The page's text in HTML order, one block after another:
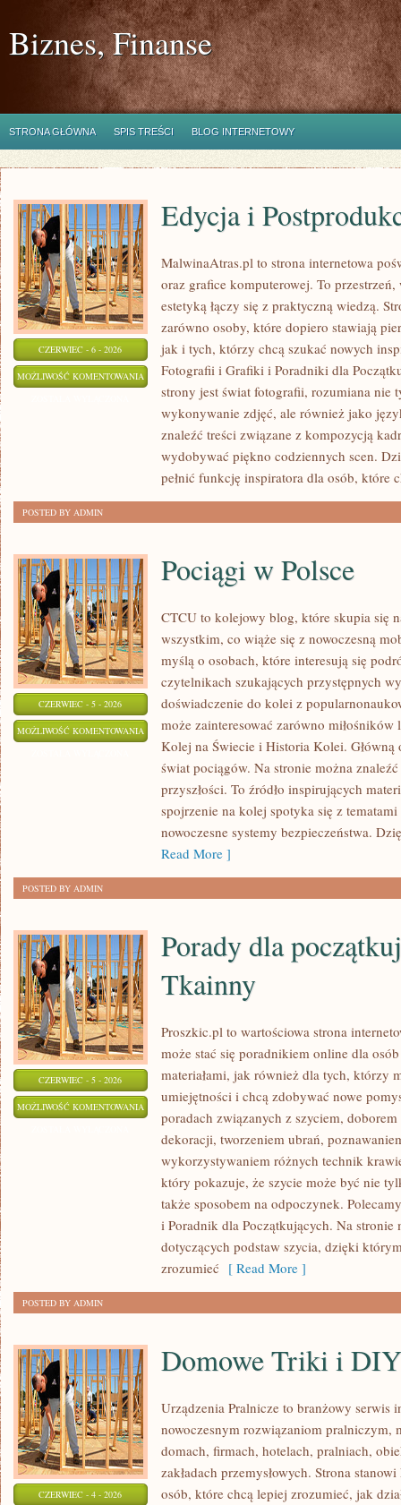
Biznes, Finanse
STRONA GŁÓWNA SPIS TREŚCI BLOG INTERNETOWY
CZERWIEC - 6 - 2026
MOŻLIWOŚĆ KOMENTOWANIA EDYCJA
POSTPRODUKCJA
Edycja i
MalwinaAtras.pl to strona internetowa
oraz grafice komputerowej. To
estetyką łączy się z praktyczną wiedzą.
zarówno osoby, które dopiero stawiają
jak i tych, którzy chcą szukać nowych
Fotografii i Grafiki i Poradniki dla
strony jest świat fotografii, rozumiana nie
wykonywanie zdjęć, ale również jako
znaleźć treści związane z kompozycją
wydobywać piękno codziennych scen.
pełnić funkcję inspiratora dla osób, które
POSTED BY ADMIN
CZERWIEC - 5 - 2026
MOŻLIWOŚĆ KOMENTOWANIA POCIĄGI
POLSCE
Pociągi w Polsce
CTCU to kolejowy blog, które skupia się
wszystkim, co wiąże się z nowoczesną
myślą o osobach, które interesują się
czytelnikach szukających przystępnych
doświadczenie do kolei z
może zainteresować zarówno
Kolej na Świecie i Historia Kolei. Główną
świat pociągów. Na stronie można
przyszłości. To źródło inspirujących
spojrzenie na kolej spotyka się z
nowoczesne systemy bezpieczeństwa.
Read More ]
POSTED BY ADMIN
CZERWIEC - 5 - 2026
MOŻLIWOŚĆ KOMENTOWANIA
POCZĄTKUJĄCYCH
Porady dla
Tkainny
Proszkic.pl to wartościowa strona
może stać się poradnikiem online dla
materiałami, jak również dla tych, którzy
umiejętności i chcą zdobywać nowe
poradach związanych z szyciem,
dekoracji, tworzeniem ubrań,
wykorzystywaniem różnych technik
który pokazuje, że szycie może być nie
także sposobem na odpoczynek.
i Poradnik dla Początkujących. Na stronie
dotyczących podstaw szycia, dzięki
zrozumieć [ Read More ]
POSTED BY ADMIN
CZERWIEC - 4 - 2026
Domowe Triki i DIY
Urządzenia Pralnicze to branżowy serwis
nowoczesnym rozwiązaniom
domach, firmach, hotelach, pralniach,
zakładach przemysłowych. Strona
osób, które chcą lepiej zrozumieć, jak